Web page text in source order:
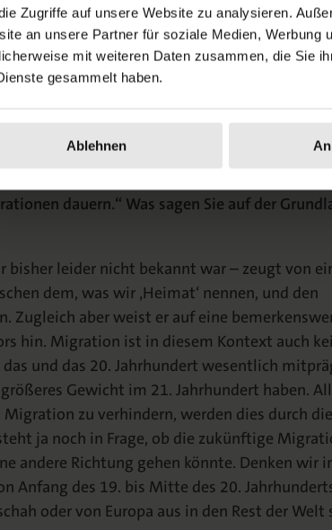
Zugriffe auf unsere Website zu analysieren.
an unsere Partner für soziale Medien, Werbung
mit weiteren Daten zusammen, die Sie
gesammelt haben.
Ablehnen
und festhalten lässt. Daraus folgt, dass wir
sprechen müssen, dem im Zweifel
„Heimat“, erklärte 2016 in einem Interview:
die zu uns kommen, auch so ein Verlangen
und in neuen Kontakten
zu dem neuen Lebensverhältnis ein
dauern.“ Was sagen Sie auf der
bisher leider nicht bekannt war – zeugt von
dem, was wir ‚Heimat‘ nennen, und den
Zugleich aber weist er auf eine
hin. Migration ist in diesem Kontext auch
und das 20. Jahrhundert wesentlich
Gewicht im 21. Jahrhundert haben.
Migration zu verhindern, werden dies durch
ja noch in Frage, ob die zukünftige
andere Richtung gehen könnte. Denken wir
Anfang des 19. bis Mitte des 20.
oder von Europa aus in den Rest der Welt